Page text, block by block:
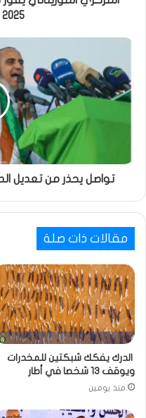
2025 بإسطنبول
تواصل يحذر من تعديل
مقالات ذات صلة
الدرك يفكك شبكتين للمخدرات
ويوقف 13 شخصا في أطار
منذ يومين